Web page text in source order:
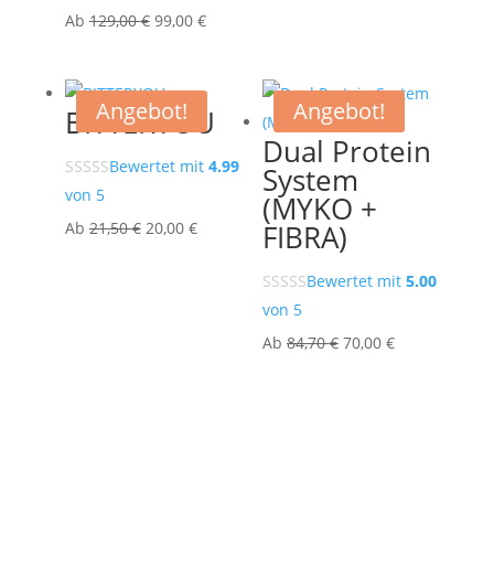
Ab129,00€ Ursprünglicher
129,00 €
99,00 €Aktueller
Angebot!
BITTERYOU
Bewertet mit 4.99
von 5
Ab21,50€ Ursprünglicher
20,00 €Aktueller
Angebot!
Dual Protein
System
(MYKO +
FIBRA)
Bewertet mit 5.00
von 5
Ab 84,70€ Ursprünglicher
70,00 €Aktueller